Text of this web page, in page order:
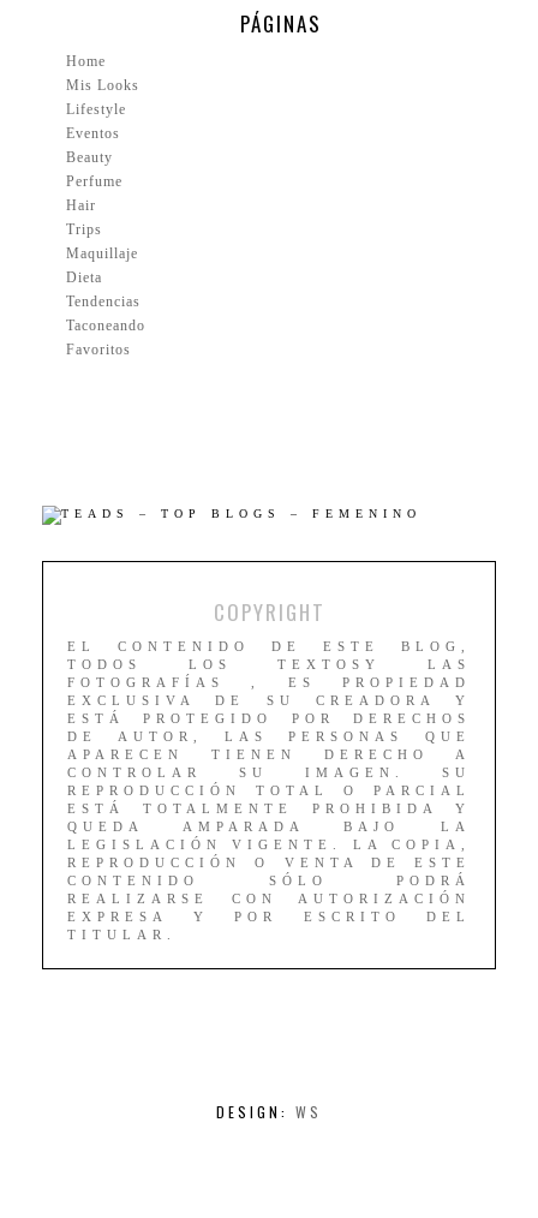
PÁGINAS
Home
Mis Looks
Lifestyle
Eventos
Beauty
Perfume
Hair
Trips
Maquillaje
Dieta
Tendencias
Taconeando
Favoritos
COPYRIGHT
EL CONTENIDO DE ESTE BLOG,
TODOS LOS TEXTOSY LAS
FOTOGRAFÍAS , ES PROPIEDAD
EXCLUSIVA DE SU CREADORA Y
ESTÁ PROTEGIDO POR DERECHOS
DE AUTOR, LAS PERSONAS QUE
APARECEN TIENEN DERECHO A
CONTROLAR SU IMAGEN. SU
REPRODUCCIÓN TOTAL O PARCIAL
ESTÁ TOTALMENTE PROHIBIDA Y
QUEDA AMPARADA BAJO LA
LEGISLACIÓN VIGENTE. LA COPIA,
REPRODUCCIÓN O VENTA DE ESTE
CONTENIDO SÓLO PODRÁ
REALIZARSE CON AUTORIZACIÓN
EXPRESA Y POR ESCRITO DEL
TITULAR.
DESIGN: WS